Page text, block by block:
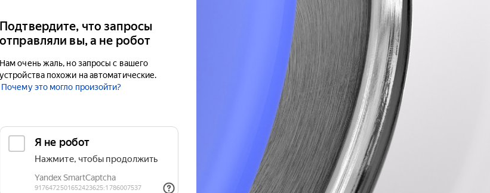
Подтвердите, что запросы
отправляли вы, а не робот
Нам очень жаль, но запросы с вашего
устройства похожи на автоматические.
Почему это могло произойти?